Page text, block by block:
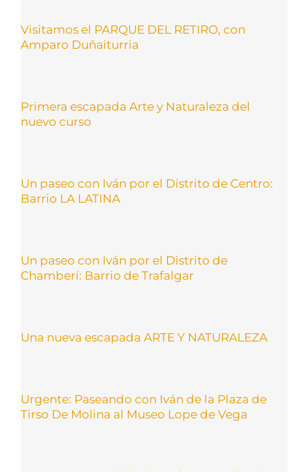
Visitamos el PARQUE DEL RETIRO, con
Amparo Duñaiturria
Primera escapada Arte y Naturaleza del
nuevo curso
Un paseo con Iván por el Distrito de Centro:
Barrio LA LATINA
Un paseo con Iván por el Distrito de
Chamberí: Barrio de Trafalgar
Una nueva escapada ARTE Y NATURALEZA
Urgente: Paseando con Iván de la Plaza de
Tirso De Molina al Museo Lope de Vega